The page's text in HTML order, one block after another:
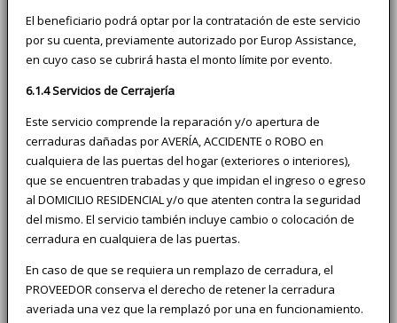
El beneficiario podrá optar por la contratación de este servicio
por su cuenta, previamente autorizado por Europ Assistance,
en cuyo caso se cubrirá hasta el monto límite por evento.
6.1.4 Servicios de Cerrajería
Este servicio comprende la reparación y/o apertura de
cerraduras dañadas por AVERÍA, ACCIDENTE o ROBO en
cualquiera de las puertas del hogar (exteriores o interiores),
que se encuentren trabadas y que impidan el ingreso o egreso
al DOMICILIO RESIDENCIAL y/o que atenten contra la seguridad
del mismo. El servicio también incluye cambio o colocación de
cerradura en cualquiera de las puertas.
En caso de que se requiera un remplazo de cerradura, el
PROVEEDOR conserva el derecho de retener la cerradura
averiada una vez que la remplazó por una en funcionamiento.